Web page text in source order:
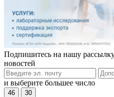
Подпишитесь на нашу рассылку
новостей
и выберите большее число
46 30